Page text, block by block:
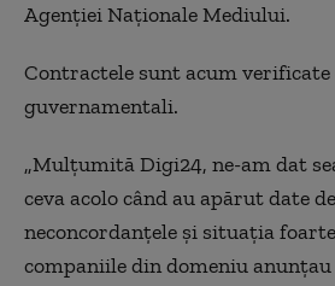
Agenţiei Naţionale Mediului.
Contractele sunt acum
guvernamentali.
„Mulțumită Digi24, ne-am dat
ceva acolo când au apărut date
neconcordanțele și situația
companiile din domeniu